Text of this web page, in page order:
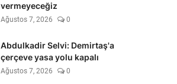
vermeyeceğiz
Ağustos 7, 2026 0
Abdulkadir Selvi: Demirtaş'a
çerçeve yasa yolu kapalı
Ağustos 7, 2026 0